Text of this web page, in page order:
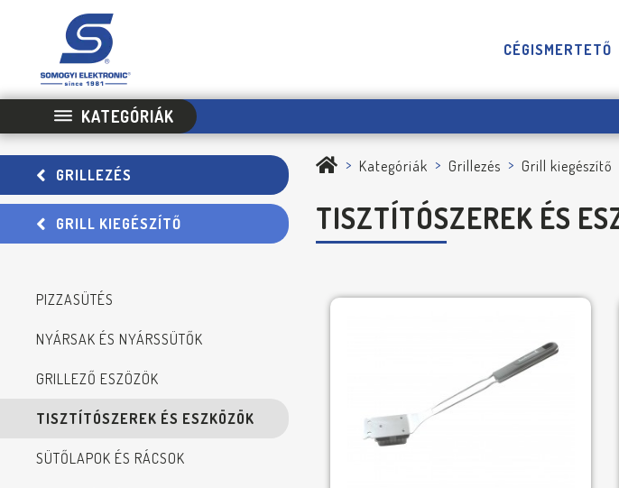
CÉGISMERTETŐ
KATEGÓRIÁK
GRILLEZÉS
GRILL KIEGÉSZÍTŐ
PIZZASÜTÉS
NYÁRSAK ÉS NYÁRSSÜTŐK
GRILLEZŐ ESZÖZÖK
TISZTÍTÓSZEREK ÉS ESZKÖZÖK
SÜTŐLAPOK ÉS RÁCSOK
Kategóriák Grillezés Grill kiegészítő
TISZTÍTÓSZEREK ÉS